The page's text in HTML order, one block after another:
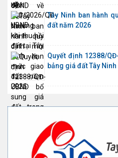
Tây Ninh ban hành
đất năm 2026
Quyết định 12388/
bảng giá đất Tây Ninh